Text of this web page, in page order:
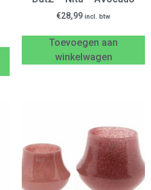
€28,99 incl. btw
Toevoegen aan
winkelwagen